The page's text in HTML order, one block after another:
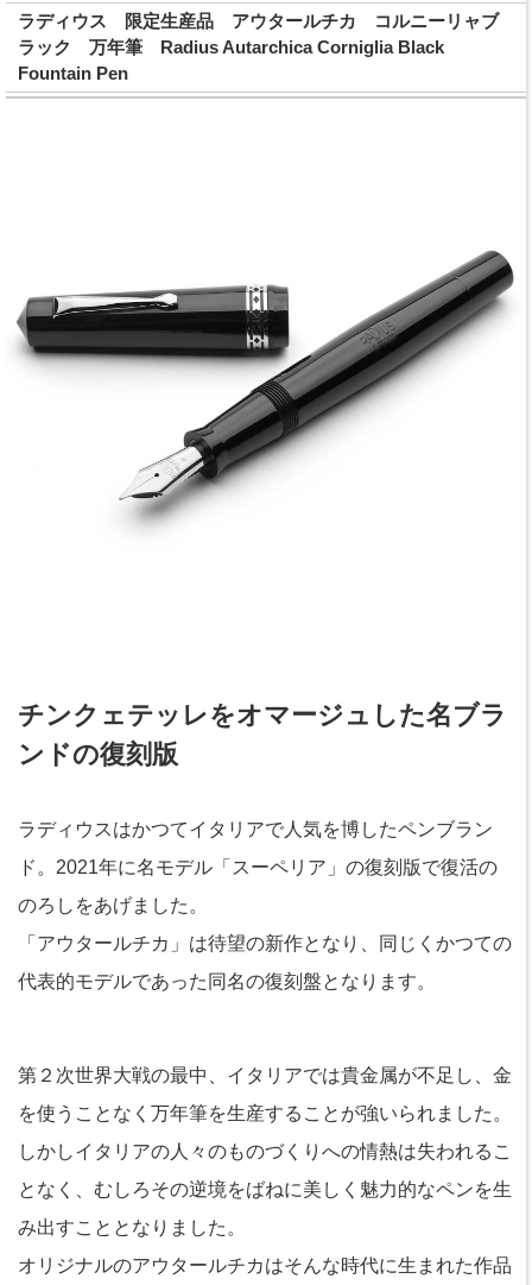
ラディウス 限定生産品 アウタールチカ コルニーリャブ
ラック 万年筆 Radius Autarchica Corniglia Black
Fountain Pen
チンクェテッレをオマージュした名ブラ
ンドの復刻版
ラディウスはかつてイタリアで人気を博したペンブラン
ド。2021年に名モデル「スーペリア」の復刻版で復活の
のろしをあげました。
「アウタールチカ」は待望の新作となり、同じくかつての
代表的モデルであった同名の復刻盤となります。
第２次世界大戦の最中、イタリアでは貴金属が不足し、金
を使うことなく万年筆を生産することが強いられました。
しかしイタリアの人々のものづくりへの情熱は失われるこ
となく、むしろその逆境をばねに美しく魅力的なペンを生
み出すこととなりました。
オリジナルのアウタールチカはそんな時代に生まれた作品